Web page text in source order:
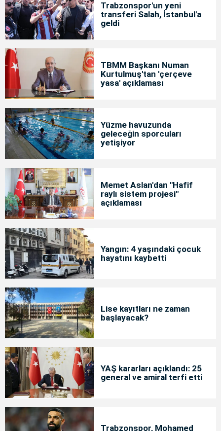
Trabzonspor'un yeni
transferi Salah, İstanbul'a
geldi
TBMM Başkanı Numan
Kurtulmuş'tan 'çerçeve
yasa' açıklaması
Yüzme havuzunda
geleceğin sporcuları
yetişiyor
Memet Aslan'dan "Hafif
raylı sistem projesi"
açıklaması
Yangın: 4 yaşındaki çocuk
hayatını kaybetti
Lise kayıtları ne zaman
başlayacak?
YAŞ kararları açıklandı: 25
general ve amiral terfi etti
Trabzonspor, Mohamed